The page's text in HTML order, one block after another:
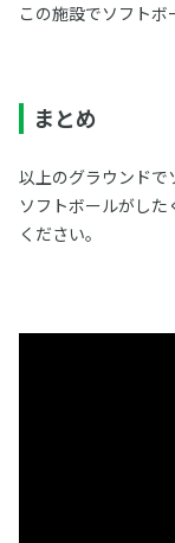
この施設でソフトボ
まとめ
以上のグラウンドで
ソフトボールがし
ください。